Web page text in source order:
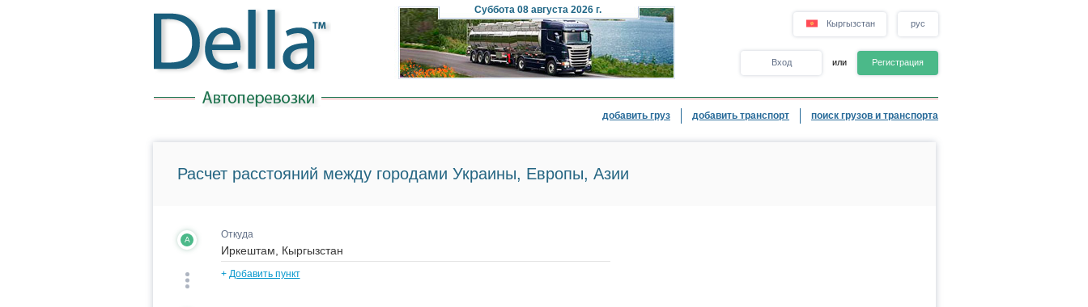
Суббота08 августа 2026 г.
Кыргызстан рус
Вход или Регистрация
добавить груз добавить транспорт поиск грузов и транспорта
Расчет расстояний между городами Украины, Европы, Азии
A Откуда
+ Добавить пункт